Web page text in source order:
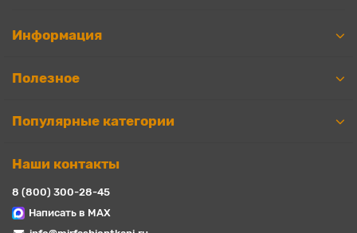
Информация
Полезное
Популярные категории
Наши контакты
8 (800) 300-28-45
Написать в MAX